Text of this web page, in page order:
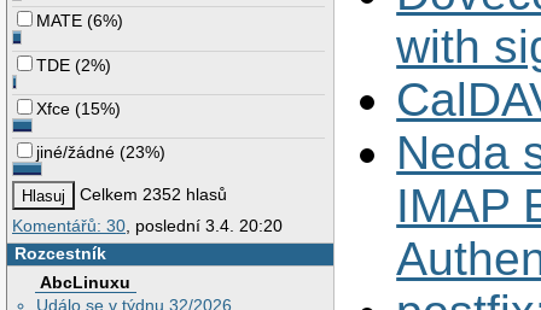
MATE (6%)
TDE (2%)
Xfce (15%)
jiné/žádné (23%)
Celkem 2352 hlasů
Komentářů: 30 , poslední 3.4. 20:20
Rozcestník
AbcLinuxu
Událo se v týdnu 32/2026
with
Neda
IMAP